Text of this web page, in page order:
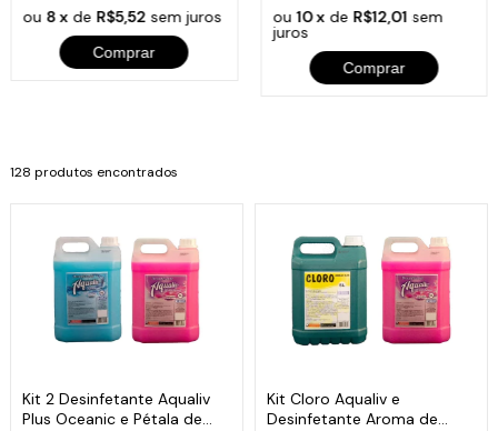
ou 8 x de R$5,52 sem juros
Comprar
ou 10 x de R$12,01 sem
juros
Comprar
128 produtos encontrados
Kit 2 Desinfetante Aqualiv
Plus Oceanic e Pétala de
Kit Cloro Aqualiv e
Desinfetante Aroma de